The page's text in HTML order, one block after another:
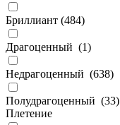
Бриллиант (484)
Драгоценный (1)
Недрагоценный (638)
Полудрагоценный (33)
Плетение